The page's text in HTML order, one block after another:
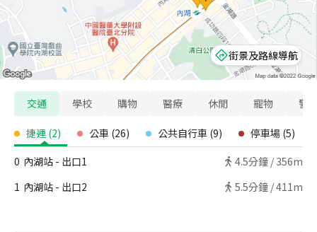
街景及路線導航
交通 學校 購物 醫療 休閒 寵物 警
捷運 (2) 公車 (26) 公共自行車 (9) 停車場 (5)
0 內湖站 - 出口1 4.5分鐘 / 356m
1 內湖站 - 出口2 5.5分鐘 /411m